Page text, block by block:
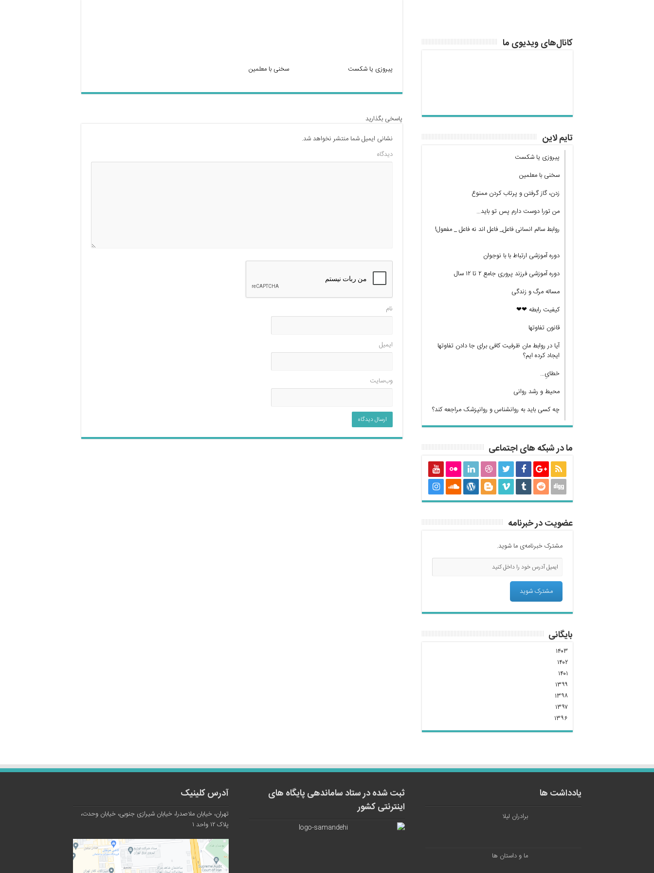
پیروزی یا شکست سخنی با معلمین
پاسخی بگذارید
نشانی ایمیل شما منتشر نخواهد شد.
دیدگاه
نام
ایمیل
وب‌سایت
کانال‌های ویدیوی ما
تایم لاین
پیروزی یا شکست
سخنی با معلمین
زدن، گاز گرفتن و پرتاب کردن ممنوع
من تورا دوست دارم پس تو باید…
روابط سالم انسانی فاعل_ فاعل اند نه فاعل _ مفعول!
دوره آموزشی ارتباط با با نوجوان
دوره آموزشی فرزند پروری جامع ۲ تا ۱۲ سال
مساله مرگ و زندگی
کیفیت رابطه ❤❤
قانون تفاوتها
آیا در روابط مان ظرفیت کافی برای جا دادن تفاوتها
ایجاد کرده ایم؟
خطایِ…
محیط و رشد روانی
چه کسی باید به روانشناس و روانپزشک مراجعه کند؟
ما در شبکه های اجتماعی
عضویت در خبرنامه
مشترک خبرنامه‌ی ما شوید.
بایگانی
۱۴۰۳
۱۴۰۲
۱۴۰۱
۱۳۹۹
۱۳۹۸
۱۳۹۷
۱۳۹۶
یادداشت ها
برادران لیلا
ما و داستان ها
ثبت شده در ستاد ساماندهی پایگاه های
اینترنتی کشور
آدرس کلینیک
تهران، خیابان ملاصدرا، خیابان شیرازی جنوبی، خیابان وحدت،
پلاک ۱۲ واحد ۱